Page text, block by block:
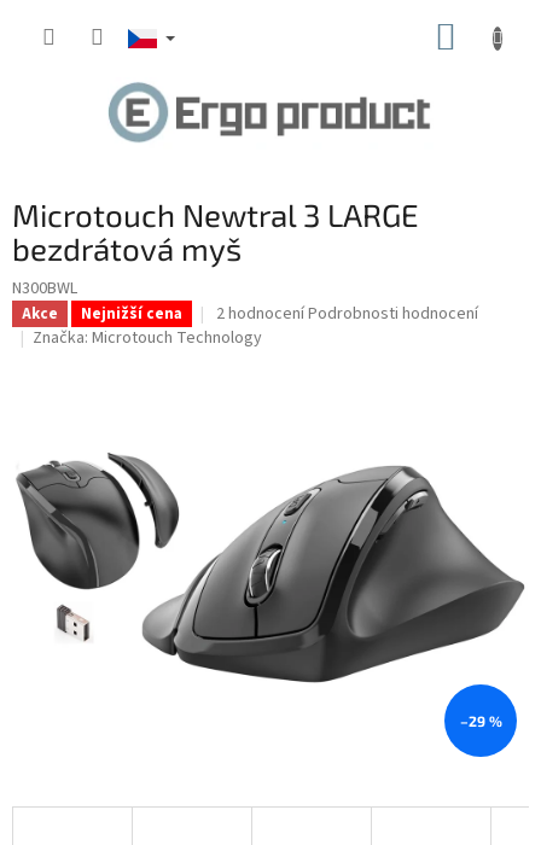
Microtouch Newtral 3 LARGE
bezdrátová myš
N300BWL
Akce Nejnižší cena
Průměrné
hodnocení
2 hodnoceníPodrobnosti hodnocení
Značka: Microtouch Technology
–29 %